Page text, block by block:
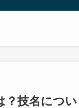
？技名につい